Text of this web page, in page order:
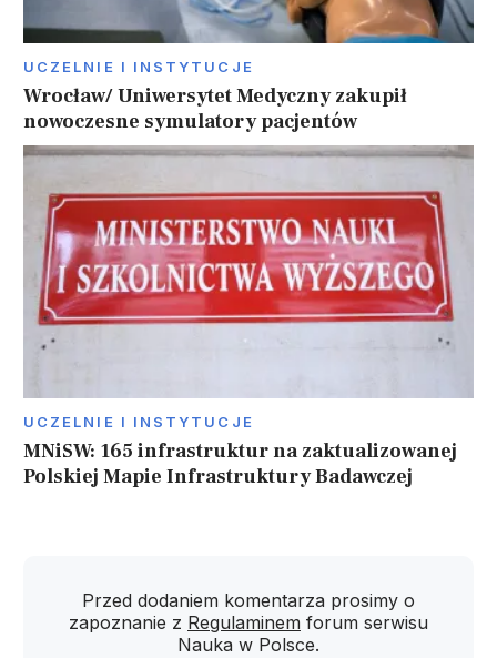
UCZELNIE I INSTYTUCJE
Wrocław/ Uniwersytet Medyczny zakupił
nowoczesne symulatory pacjentów
UCZELNIE I INSTYTUCJE
MNiSW: 165 infrastruktur na zaktualizowanej
Polskiej Mapie Infrastruktury Badawczej
Przed dodaniem komentarza prosimy o
zapoznanie z Regulaminem forum serwisu
Nauka w Polsce.